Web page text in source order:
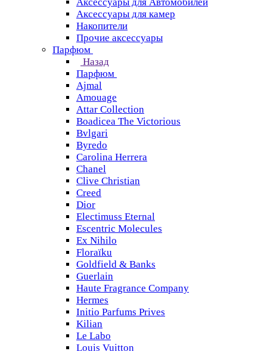
Аксессуары для камер
Накопители
Прочие аксессуары
Парфюм
Назад
Парфюм
Ajmal
Amouage
Attar Collection
Boadicea The Victorious
Bvlgari
Byredo
Carolina Herrera
Chanel
Clive Christian
Creed
Dior
Electimuss Eternal
Escentric Molecules
Ex Nihilo
Floraïku
Goldfield & Banks
Guerlain
Haute Fragrance Company
Hermes
Initio Parfums Prives
Kilian
Le Labo
Louis Vuitton